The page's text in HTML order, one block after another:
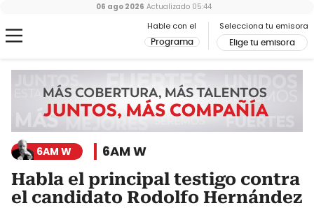
Hable con el
Programa
Selecciona tu emisora
Elige tu emisora
06 ago 2026 Actualizado 05:44
6AM W 6AM W
Habla el principal testigo contra
el candidato Rodolfo Hernández